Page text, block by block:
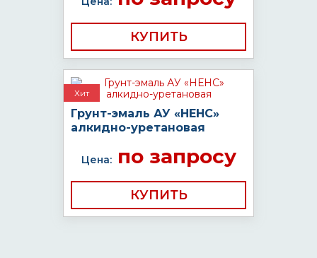
КУПИТЬ
Хит
Грунт-эмаль АУ «НЕНС»
алкидно-уретановая
Цена:по запросу
КУПИТЬ